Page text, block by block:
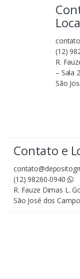
(12)
R.
– Sala
São
Contato e
(12) 98260-0940
R. Fauze Dimas L.
São José dos